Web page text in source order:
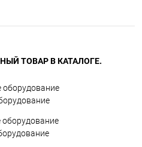
ТОВАР В КАТАЛОГЕ.